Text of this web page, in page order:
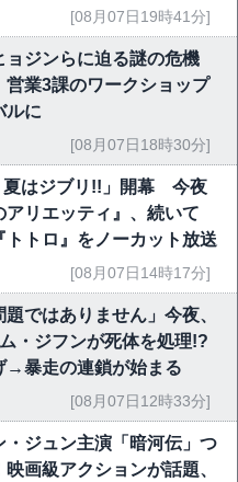
[08月07日19時41分]
ョジンらに迫る謎の危機
営業3課のワークショップ
ルに
[08月07日18時30分]
夏はジブリ!!」開幕 今夜
アリエッティ』、続いて
トトロ』をノーカット放送
[08月07日14時17分]
題ではありません」今夜、
・ジフンが死体を処理!?
暴走の連鎖が始まる
[08月07日12時33分]
・ジュン主演「暗河伝」つ
画級アクションが話題、